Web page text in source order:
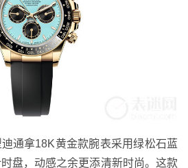
通拿18K黄金款腕表采用绿松石蓝
盘，动感之余更添清新时尚。这款